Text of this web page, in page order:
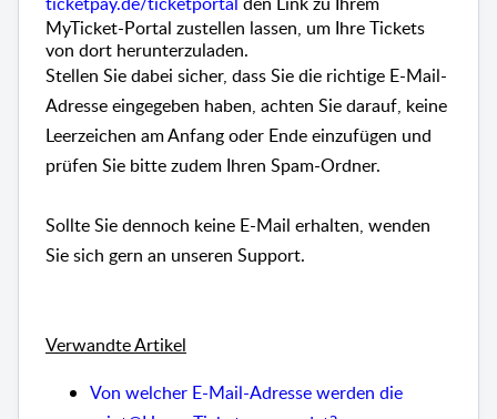
MyTicket-Portal zustellen lassen, um IhreTickets
von dort herunterzuladen.
Stellen Sie dabei sicher, dass Sie die richtige E-Mail-
Adresse eingegeben haben, achten Sie darauf, keine
Leerzeichen am Anfang oder Ende einzufügen und
prüfen Sie bitte zudem Ihren Spam-Ordner.
Sollte Sie dennoch keine E-Mail erhalten, wenden
Sie sich gern an unseren Support.
Verwandte Artikel
Von welcher E-Mail-Adresse werden die